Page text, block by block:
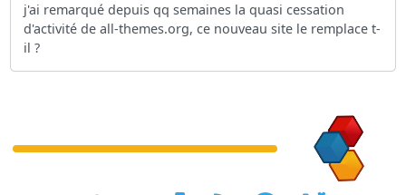
j'ai remarqué depuis qq semaines la quasi cessation
d'activité de all-themes.org, ce nouveau site le remplace t-
il ?